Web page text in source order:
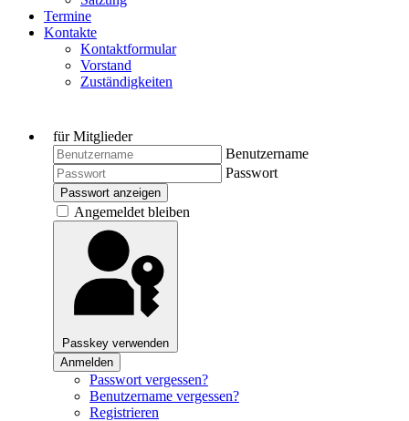
Termine
Kontakte
Kontaktformular
Vorstand
Zuständigkeiten
für Mitglieder
Benutzername
Passwort
Passwort anzeigen
Angemeldet bleiben
Passkey verwenden
Anmelden
Passwort vergessen?
Benutzername vergessen?
Registrieren